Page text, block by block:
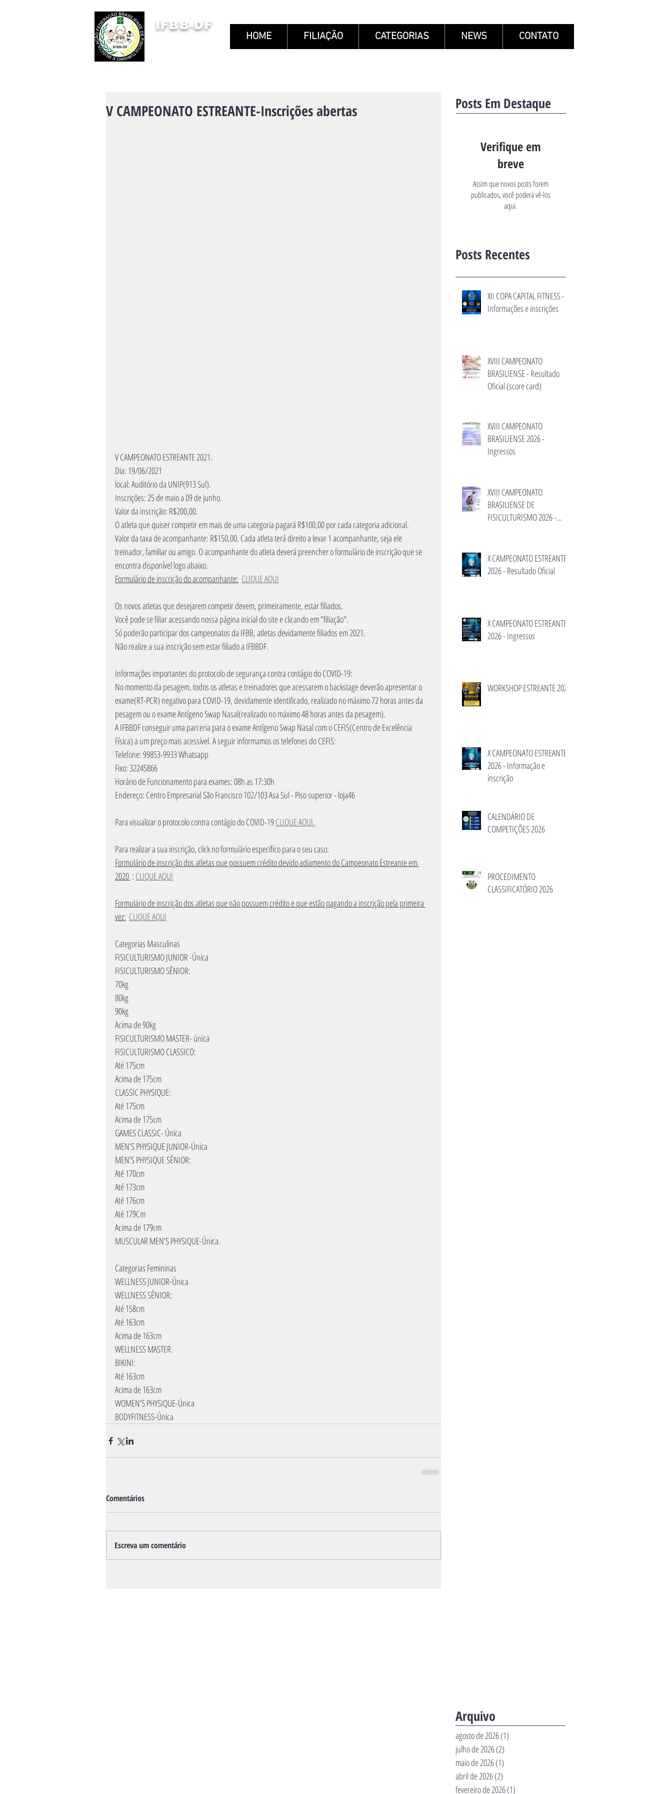
HOME FILIAÇÃO CATEGORIAS NEWS CONTATO
IFBB-DF
V CAMPEONATO ESTREANTE-Inscrições abertas
V CAMPEONATO ESTREANTE 2021.
Dia: 19/06/2021
local: Auditório da UNIP(913 Sul).
Inscrições: 25 de maio a 09 de junho.
Valor da inscrição: R$200,00.
O atleta que quiser competir em mais de uma categoria pagará R$100,00 por cada categoria adicional.
Valor da taxa de acompanhante: R$150,00. Cada atleta terá direito a levar 1 acompanhante, seja ele
treinador, familiar ou amigo. O acompanhante do atleta deverá preencher o formulário de inscrição que se
encontra disponível logo abaixo.
Formulário de inscrição do acompanhante: CLIQUE AQUI
Os novos atletas que desejarem competir devem, primeiramente, estar filiados.
Você pode se filiar acessando nossa página inicial do site e clicando em "filiação".
Só poderão participar dos campeonatos da IFBB, atletas devidamente filiados em 2021.
Não realize a sua inscrição sem estar filiado a IFBBDF.
Informações importantes do protocolo de segurança contra contágio do COVID-19:
No momento da pesagem, todos os atletas e treinadores que acessarem o backstage deverão apresentar o
exame(RT-PCR) negativo para COVID-19, devidamente identificado, realizado no máximo 72 horas antes da
pesagem ou o exame Antígeno Swap Nasal(realizado no máximo 48 horas antes da pesagem).
A IFBBDF conseguir uma parceria para o exame Antígeno Swap Nasal com o CEFIS(Centro de Excelência
Física) a um preço mais acessível. A seguir informamos os telefones do CEFIS:
Telefone: 99853-9933 Whatsapp
Fixo: 32245866
Horário de Funcionamento para exames: 08h as 17:30h
Endereço: Centro Empresarial São Francisco 102/103 Asa Sul - Piso superior - loja46
Para visualizar o protocolo contra contágio do COVID-19 CLIQUE AQUI.
Para realizar a sua inscrição, click no formulário específico para o seu caso:
Formulário de inscrição dos atletas que possuem crédito devido adiamento do Campeonato Estreante em
2020 : CLIQUE AQUI
Formulário de inscrição dos atletas que não possuem crédito e que estão pagando a inscrição pela primeira
vez: CLIQUE AQUI
Categorias Masculinas
FISICULTURISMO JUNIOR -Única
FISICULTURISMO SÊNIOR:
70kg
80kg
90kg
Acima de 90kg
FISICULTURISMO MASTER- única
FISICULTURISMO CLASSICO:
Até 175cm
Acima de 175cm
CLASSIC PHYSIQUE:
Até 175cm
Acima de 175cm
GAMES CLASSIC- Única
MEN’S PHYSIQUE JUNIOR-Única
MEN’S PHYSIQUE SÊNIOR:
Até 170cm
Até 173cm
Até 176cm
Até 179Cm
Acima de 179cm
MUSCULAR MEN’S PHYSIQUE-Única.
Categorias Femininas
WELLNESS JUNIOR-Única
WELLNESS SÊNIOR:
Até 158cm
Até 163cm
Acima de 163cm
WELLNESS MASTER.
BIKINI:
Até 163cm
Acima de 163cm
WOMEN’S PHYSIQUE-Única
BODYFITNESS-Única
Comentários
Escreva um comentário
Posts Em Destaque
Verifique em
breve
Assim que novos posts forem
publicados, você poderá vê-los
aqui.
Posts Recentes
XII COPA CAPITAL FITNESS -
Informações e inscrições
XVIII CAMPEONATO
BRASILIENSE - Resultado
Oficial (score card)
XVIII CAMPEONATO
BRASILIENSE 2026 -
Ingressos
XVIII CAMPEONATO
BRASILIENSE DE
FISICULTURISMO 2026 -
X CAMPEONATO ESTREANTE
2026 - Resultado Oficial
X CAMPEONATO ESTREANTE
2026 - Ingressos
WORKSHOP ESTREANTE 2026
X CAMPEONATO ESTREANTE
2026 - Informação e
inscrição
CALENDÁRIO DE
COMPETIÇÕES 2026
PROCEDIMENTO
CLASSIFICATÓRIO 2026
Arquivo
agosto de 2026(1)
julho de 2026(2)
maio de 2026(1)
abril de 2026(2)
fevereiro de 2026(1)